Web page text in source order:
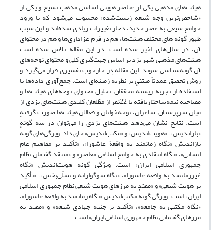
هیئت‌های مذهبی یکی از عناصر هویتی اساسی مذهب تشیع و یکی از
«شاخص‌ترین وجه شیعهٔ زیست‌شده» محسوب می‌شود که با ورود
جوامع شیعی به عصر جدید، دچار تغییرات زیادی شده‌اند و این سبب
ظهور گونه های مختلف هیئت‌ها، هم در فرم عزاداری­‌ها و هم در محتوای
آن، در سال‌های اخیر شده است. در این مقاله تلاش شده است
هیئت‌های مذهبی شهر یزد بر اساس جهت‌گیری کلی و محتوای نوحه‌های
آن گونه‌شناسی شوند. این مقاله در چارچوب تفسیری قرار می‌گیرد و
روش تحقیق عمدتاً مبتنی بر نظریهٔ زمینه‌ای است. جمع‌آوری داده‌ها با
استفاده از تجربه زیستهٔ محققان، تحلیل محتوای نوحه‌های هیئت‌ها و
مصاحبه‌ نیمه‌ساختاریافته با 22نفر از مطّلعان کلیدی هیئت‌های یزدی از
میان سرپرستان، شاعران، نوحه‌خوانان و فعالان هیئت‌ها صورت گرفته
‌است. نتایج نشان می‌دهد هیئت‌های یزدی را می‌توان در سه گونهٔ
«بازاندیش»، «هویت‌اندیش» و «مکتب‌اندیش» جای داد. ویژگی‌های گونهٔ
بازاندیش «نگاه زمانمند به واقعة عاشورا»، «تأکید بر مفاهیم عام
انسانی»، «نگاه انتقادی به جوامع اسلامی معاصر» و «منتقد گفتمان نظام
جمهوری اسلامی ایران» است. ویژگی گونهٔ هویت‌اندیش «نگاه
غیرزمانمند به واقعة عاشورا»، «نگاه سوگوارانه و تسلّی‌بخش»، «تأکید
بر هویت شیعی» و «مقیّد به مرزهای هویت شیعی نظام جمهوری اسلامی
ایران» است. ویژگی گونهٔ مکتب‌اندیش «نگاه زمانمند به واقعة عاشورا»،
«نگاه مکتبی به جامعه»، «تأکید بر جنبه جهادی شیعه» و «مقید به
مرزهای گفتمانی نظام جمهوری اسلامی ایران» است.